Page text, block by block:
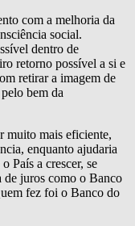
com a melhoria da
social.
dentro de
retorno possível a si e
retirar a imagem de
bem da
muito mais eficiente,
enquanto ajudaria
País a crescer, se
de juros como o Banco
fez foi o Banco do